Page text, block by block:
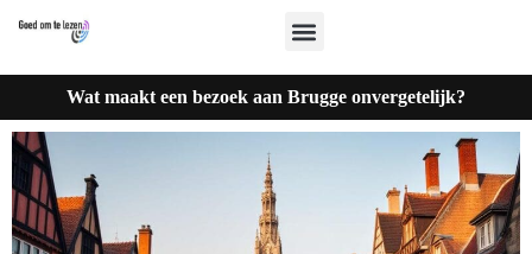
Wat maakt een bezoek aan Brugge onvergetelijk?